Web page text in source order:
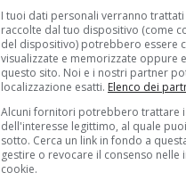
I tuoi dati personali verranno
raccolte dal tuo dispositivo (come
del dispositivo) potrebbero essere
visualizzate e memorizzate oppure
questo sito. Noi e i nostri partner
localizzazione esatti. Elenco dei
Alcuni fornitori potrebbero trattare
dell'interesse legittimo, al quale
sotto. Cerca un link in fondo a
gestire o revocare il consenso
cookie.